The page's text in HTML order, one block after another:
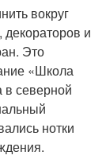
вокруг
и
Это
«Школа
в северной
нотки